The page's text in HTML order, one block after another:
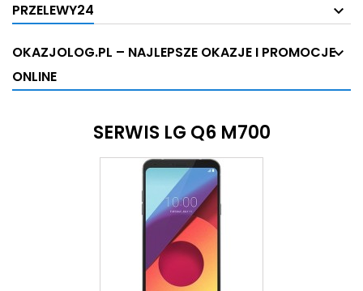
PRZELEWY24
OKAZJOLOG.PL – NAJLEPSZE OKAZJE I PROMOCJE
ONLINE
SERWIS LG Q6 M700